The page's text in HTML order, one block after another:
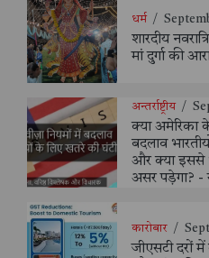
धर्म /
शारदीय
मां दुर्गा की
अन्तर्राष्ट्रीय /
क्या अमेरिका
बदलाव
और क्या इससे
असर पड़ेगा?
कारोबार /
जीएसटी दरों